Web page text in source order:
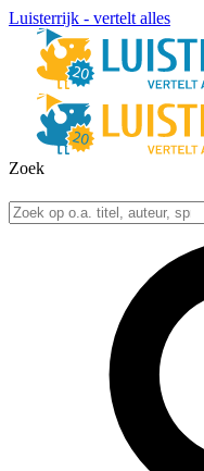
Luisterrijk - vertelt alles
Zoek